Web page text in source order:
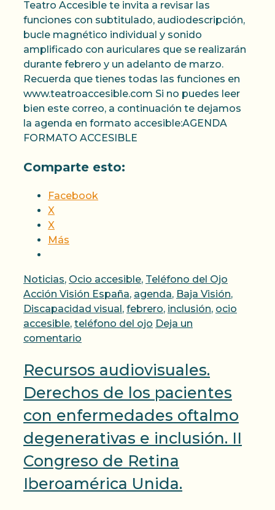
Teatro Accesible te invita a revisar las
funciones con subtitulado, audiodescripción,
bucle magnético individual y sonido
amplificado con auriculares que se realizarán
durante febrero y un adelanto de marzo.
Recuerda que tienes todas las funciones en
www.teatroaccesible.com Si no puedes leer
bien este correo, a continuación te dejamos
la agenda en formato accesible:AGENDA
FORMATO ACCESIBLE
Comparte esto:
Facebook
X
X
Más
Categorías
Noticias, Ocio accesible, Teléfono del Ojo
Acción Visión España, agenda, Baja Visión,
Discapacidad visual , febrero, inclusión, ocio
accesible, teléfono del ojo Deja un
comentario
Recursos audiovisuales.
Derechos de los pacientes
con enfermedades oftalmo
degenerativas e inclusión. II
Congreso de Retina
Iberoamérica Unida.